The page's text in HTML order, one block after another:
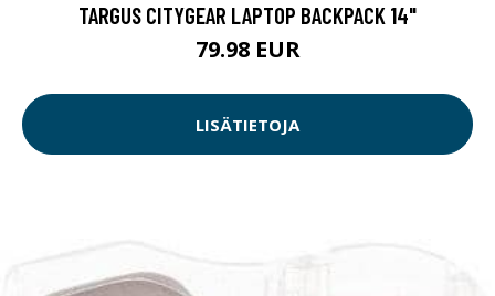
TARGUS CITYGEAR LAPTOP BACKPACK 14"
79.98 EUR
LISÄTIETOJA